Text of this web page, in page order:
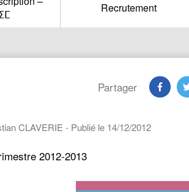
Recrutement
Partager
CLAVERIE - Publié le 14/12/2012
2012-2013